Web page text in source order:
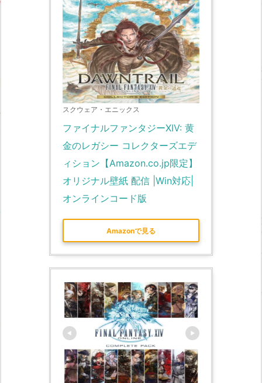
スクウェア・エニックス
ファイナルファンタジーXIV: 黄
金のレガシー コレクターズエデ
ィション【Amazon.co.jp限定】
オリジナル壁紙 配信 |Win対応|
オンラインコード版
Amazonで見る